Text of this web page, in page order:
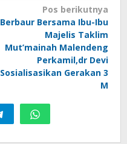
Pos berikutnya
Berbaur Bersama Ibu-Ibu
Majelis Taklim
Mut’mainah Malendeng
Perkamil,dr Devi
Sosialisasikan Gerakan 3
M